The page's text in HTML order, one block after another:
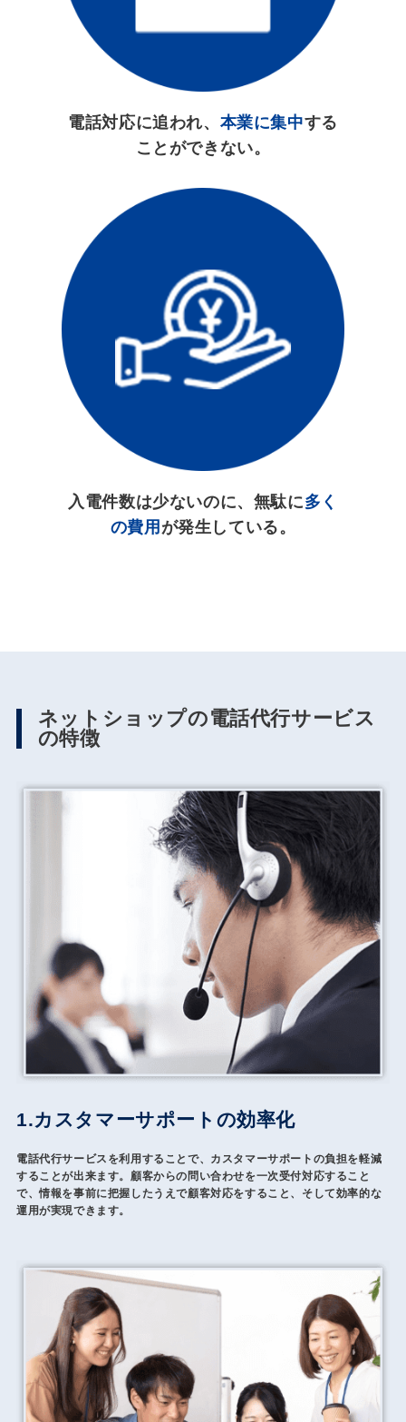
電話対応に追われ、 本業に集中する
ことができない。
入電件数は少ないのに、無駄に多く
の費用 が発生している。
ネットショップの電話代行サービス
の特徴
1.カスタマーサポートの効率化
電話代行サービスを利用することで、カスタマーサポートの負担を軽減
することが出来ます。顧客からの問い合わせを一次受付対応すること
で、情報を事前に把握したうえで顧客対応をすること、そして効率的な
運用が実現できます。